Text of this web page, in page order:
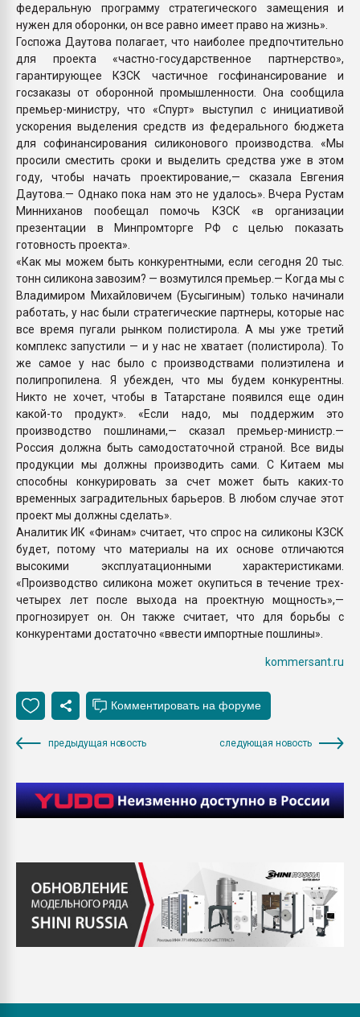
федеральную программу стратегического замещения и
нужен для оборонки, он все равно имеет право на жизнь».
Госпожа Даутова полагает, что наиболее предпочтительно
для проекта «частно-государственное партнерство»,
гарантирующее КЗСК частичное госфинансирование и
госзаказы от оборонной промышленности. Она сообщила
премьер-министру, что «Спурт» выступил с инициативой
ускорения выделения средств из федерального бюджета
для софинансирования силиконового производства. «Мы
просили сместить сроки и выделить средства уже в этом
году, чтобы начать проектирование,— сказала Евгения
Даутова.— Однако пока нам это не удалось». Вчера Рустам
Минниханов пообещал помочь КЗСК «в организации
презентации в Минпромторге РФ с целью показать
готовность проекта».
«Как мы можем быть конкурентными, если сегодня 20 тыс.
тонн силикона завозим? — возмутился премьер.— Когда мы с
Владимиром Михайловичем (Бусыгиным) только начинали
работать, у нас были стратегические партнеры, которые нас
все время пугали рынком полистирола. А мы уже третий
комплекс запустили — и у нас не хватает (полистирола). То
же самое у нас было с производствами полиэтилена и
полипропилена. Я убежден, что мы будем конкурентны.
Никто не хочет, чтобы в Татарстане появился еще один
какой-то продукт». «Если надо, мы поддержим это
производство пошлинами,— сказал премьер-министр.—
Россия должна быть самодостаточной страной. Все виды
продукции мы должны производить сами. С Китаем мы
способны конкурировать за счет может быть каких-то
временных заградительных барьеров. В любом случае этот
проект мы должны сделать».
Аналитик ИК «Финам» считает, что спрос на силиконы КЗСК
будет, потому что материалы на их основе отличаются
высокими эксплуатационными характеристиками.
«Производство силикона может окупиться в течение трех-
четырех лет после выхода на проектную мощность»,—
прогнозирует он. Он также считает, что для борьбы с
конкурентами достаточно «ввести импортные пошлины».
kommersant.ru
предыдущая новость следующая новость